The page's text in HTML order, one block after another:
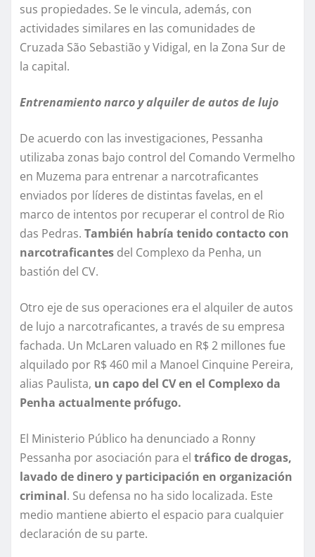
sus propiedades. Se le vincula, además, con
actividades similares en las comunidades de
Cruzada São Sebastião y Vidigal, en la Zona Sur de
la capital.
Entrenamiento narco y alquiler de autos de lujo
De acuerdo con las investigaciones, Pessanha
utilizaba zonas bajo control del Comando Vermelho
en Muzema para entrenar a narcotraficantes
enviados por líderes de distintas favelas, en el
marco de intentos por recuperar el control de Rio
das Pedras. También habría tenido contacto con
narcotraficantes del Complexo da Penha, un
bastión del CV.
Otro eje de sus operaciones era el alquiler de autos
de lujo a narcotraficantes, a través de su empresa
fachada. Un McLaren valuado en R$ 2 millones fue
alquilado por R$ 460 mil a Manoel Cinquine Pereira,
alias Paulista, un capo del CV en el Complexo da
Penha actualmente prófugo.
El Ministerio Público ha denunciado a Ronny
Pessanha por asociación para el tráfico de drogas,
lavado de dinero y participación en organización
criminal. Su defensa no ha sido localizada. Este
medio mantiene abierto el espacio para cualquier
declaración de su parte.